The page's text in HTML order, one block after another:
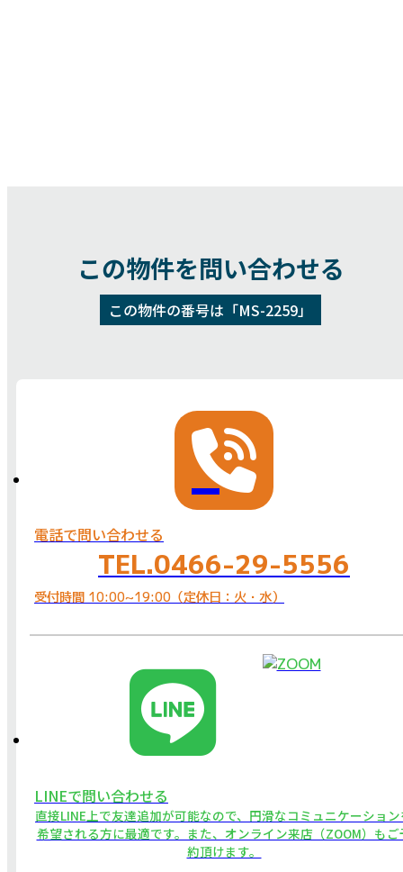
この物件を問い合わせる
この物件の番号は「MS-2259」
電話で問い合わせる
TEL.0466-29-5556
受付時間 10:00~19:00（定休日：火・水）
LINEで問い合わせる
直接LINE上で友達追加が可能なので、円滑なコミュニケーショ
希望される方に最適です。また、オンライン来店（ZOOM）もご
約頂けます。